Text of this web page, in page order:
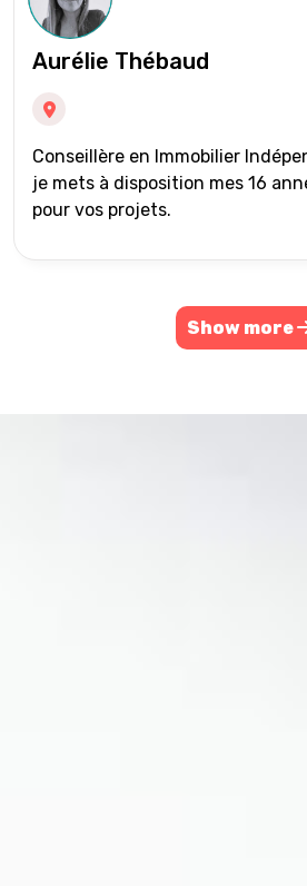
Aurélie Thébaud
Conseillère en Immobilier
je mets à disposition mes 16
pour vos projets.
Show more